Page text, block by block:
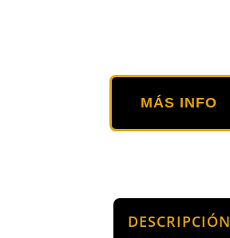
MÁS INFO
DESCRIPCIÓN